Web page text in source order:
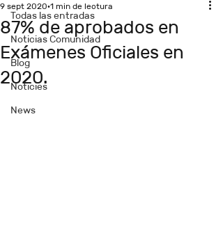
Todas las entradas
Noticias Comunidad
Blog
Noticies
News
87% de aprobados en
Exámenes Oficiales en
2020.
9 sept 2020 1 min de lectura